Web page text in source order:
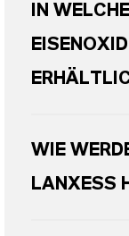
IN
WIE
LANXESS